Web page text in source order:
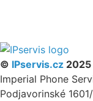
© IPservis.cz 2025
Imperial Phone
Podjavorinské